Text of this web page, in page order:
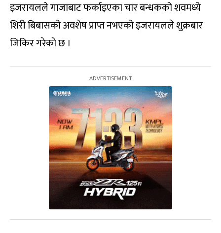
इजरायलले गाजाबाट फर्काइएका चार बन्धकको शवमध्ये
शिरी बिबासको अवशेष प्राप्त नभएको इजरायलले शुक्रबार
जिकिर गरेको छ ।